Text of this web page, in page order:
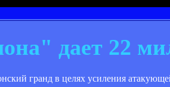
дает 22
гранд в целях усиления